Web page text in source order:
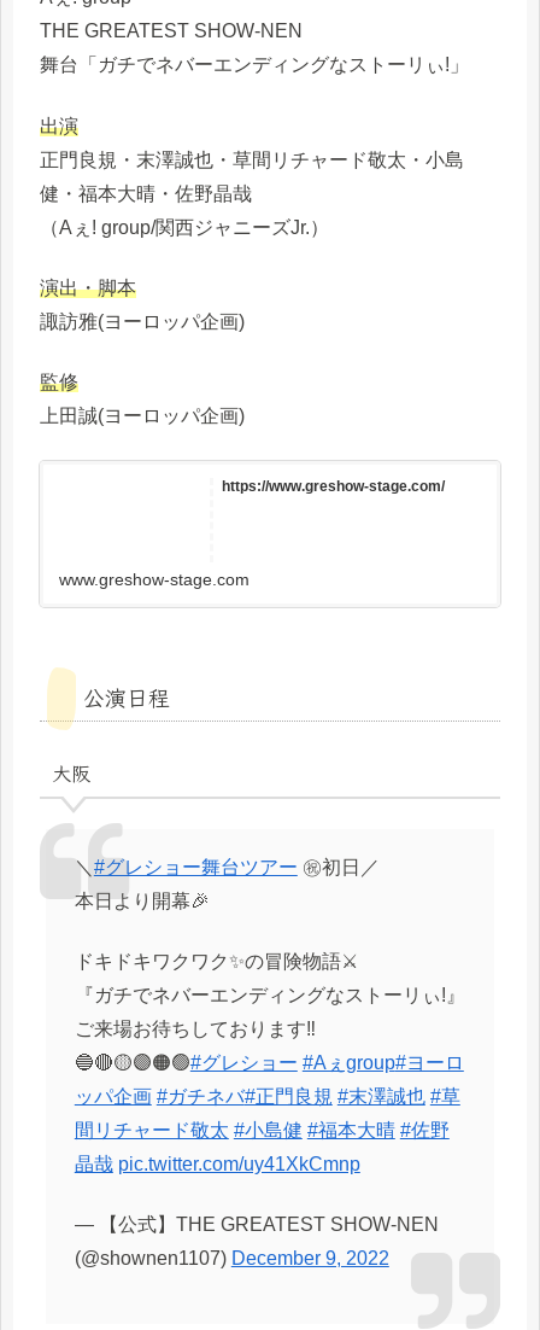
THE GREATEST SHOW-NEN
舞台「ガチでネバーエンディングなストーリぃ!」
出演
正門良規・末澤誠也・草間リチャード敬太・小島
健・福本大晴・佐野晶哉
（Aぇ! group/関西ジャニーズJr.）
演出・脚本
諏訪雅(ヨーロッパ企画)
監修
上田誠(ヨーロッパ企画)
https://www.greshow-stage.com/
www.greshow-stage.com
公演日程
大阪
＼ #グレショー舞台ツアー ㊗️初日／
本日より開幕🎉
ドキドキワクワク✨の冒険物語⚔️
『ガチでネバーエンディングなストーリぃ!』
ご来場お待ちしております‼️
🔵🔴🟡🟣🟠🟢#グレショー #Aぇgroup#ヨーロ
ッパ企画 #ガチネバ#正門良規 #末澤誠也 #草
間リチャード敬太 #小島健 #福本大晴 #佐野
晶哉 pic.twitter.com/uy41XkCmnp
— 【公式】THE GREATEST SHOW-NEN
(@shownen1107) December 9, 2022